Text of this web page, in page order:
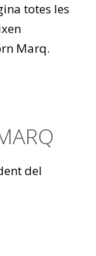
totes les
Marq.
del